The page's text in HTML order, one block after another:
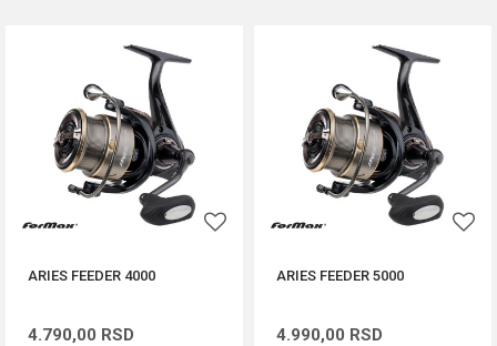
ARIES FEEDER 4000
4.790,00 RSD
ARIES FEEDER 5000
4.990,00 RSD